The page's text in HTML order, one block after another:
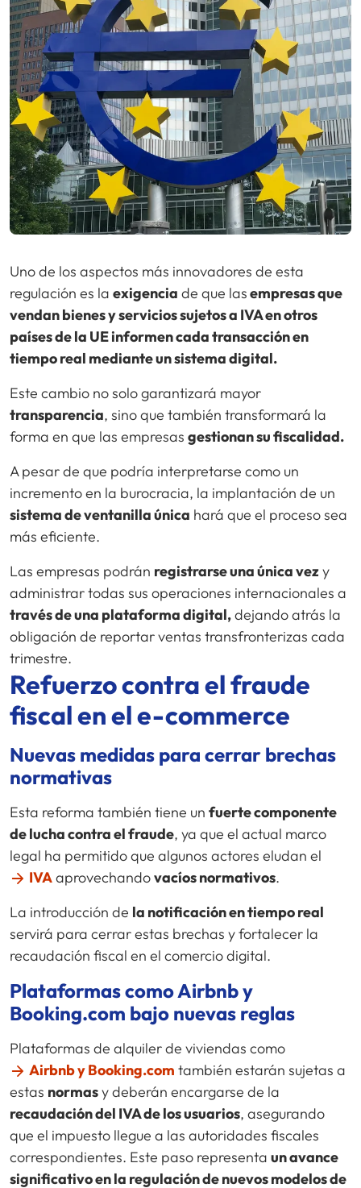
Uno de los aspectos más innovadores de esta
regulación es la exigencia de que lasempresas que
vendan bienes y servicios sujetos a IVA en otros
países de la UE informen cada transacción en
tiempo real mediante un sistema digital.
Este cambio no solo garantizará mayor
transparencia, sino que también transformará la
forma en que las empresas gestionan su fiscalidad.
A pesar de que podría interpretarse como un
incremento en la burocracia, la implantación de un
sistema de ventanilla única hará que el proceso sea
más eficiente.
Las empresas podrán registrarse una única vezy
administrar todas sus operaciones internacionales a
través de una plataforma digital,dejando atrás la
obligación de reportar ventas transfronterizas cada
trimestre.
Refuerzo contra el fraude
fiscal en ele-commerce
Nuevas medidas para cerrar brechas
normativas
Esta reforma también tiene un fuerte componente
de lucha contra el fraude, ya que el actual marco
legal ha permitido que algunos actores eludan el
IVAaprovechandovacíos normativos.
La introducción de la notificación en tiempo real
servirá para cerrar estas brechas y fortalecer la
recaudación fiscal en el comercio digital.
Plataformas como Airbnb y
Booking.com bajo nuevas reglas
Plataformas de alquiler de viviendas como
Airbnb y Booking.com también estarán sujetas a
estas normasy deberán encargarse de la
recaudación del IVA de los usuarios, asegurando
que el impuesto llegue a las autoridades fiscales
correspondientes. Este paso representa un avance
significativo en la regulación de nuevos modelos de